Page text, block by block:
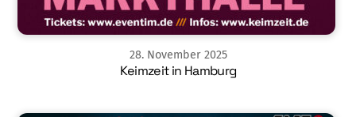
28. November 2025
Keimzeit in Hamburg